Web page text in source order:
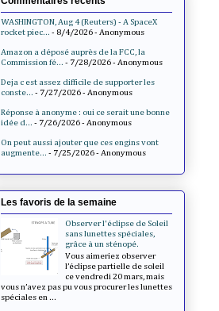
WASHINGTON, Aug 4 (Reuters) - A SpaceX
rocket piec... - 8/4/2026- Anonymous
Amazon a déposé auprès de la FCC, la
Commission fé... - 7/28/2026- Anonymous
Deja c est assez difficile de supporter les
conste... - 7/27/2026- Anonymous
Réponse à anonyme : oui ce serait une bonne
idée d... - 7/26/2026- Anonymous
On peut aussi ajouter que ces engins vont
augmente... - 7/25/2026- Anonymous
Les favoris de la semaine
Observer l'éclipse de Soleil
sans lunettes spéciales,
grâce à un sténopé.
Vous aimeriez observer
l’éclipse partielle de soleil
ce vendredi 20 mars, mais
vous n’avez pas pu vous procurer les lunettes
spéciales en ...